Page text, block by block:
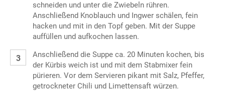
schneiden und unter die Zwiebeln rühren.
Anschließend Knoblauch und Ingwer schälen, fein
hacken und mit in den Topf geben. Mit der Suppe
auffüllen und aufkochen lassen.
Anschließend die Suppe ca. 20 Minuten kochen, bis
der Kürbis weich ist und mit dem Stabmixer fein
pürieren. Vor dem Servieren pikant mit Salz, Pfeffer,
getrockneter Chili und Limettensaft würzen.